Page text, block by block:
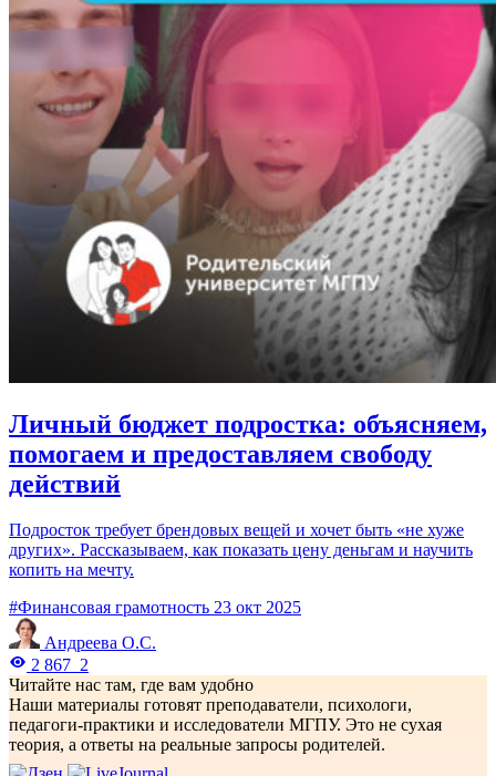
Личный бюджет подростка: объясняем,
помогаем и предоставляем свободу
действий
Подросток требует брендовых вещей и хочет быть «не хуже
других». Рассказываем, как показать цену деньгам и научить
копить на мечту.
#Финансовая грамотность 23 окт 2025
Андреева О.С.
2 867 2
Читайте нас там, где вам удобно
Наши материалы готовят преподаватели, психологи,
педагоги-практики и исследователи МГПУ. Это не сухая
теория, а ответы на реальные запросы родителей.